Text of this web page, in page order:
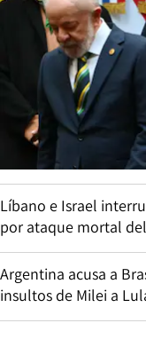
Líbano e Israel
por ataque mortal
Argentina acusa a
insultos de Milei a